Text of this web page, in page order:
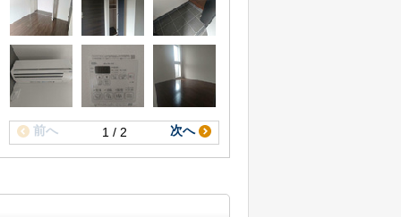
1 / 2
前へ 次へ